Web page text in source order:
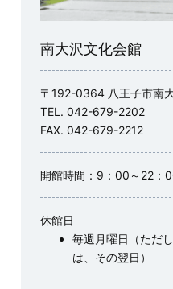
南大沢文化会館
〒192-0364 八王子市南
TEL. 042-679-2202
FAX. 042-679-2212
開館時間：9：00～22：
休館日
毎週月曜日（ただ
は、その翌日）